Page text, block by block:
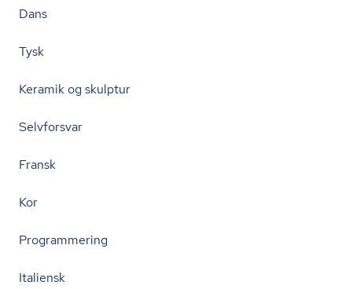
Dans
Tysk
Keramik og skulptur
Selvforsvar
Fransk
Kor
Programmering
Italiensk